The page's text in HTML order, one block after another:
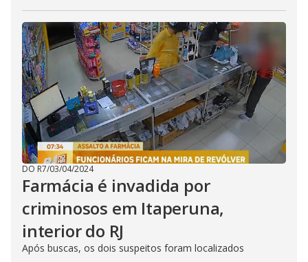
DO R7/03/04/2024
Farmácia é invadida por
criminosos em Itaperuna,
interior do RJ
Após buscas, os dois suspeitos foram localizados